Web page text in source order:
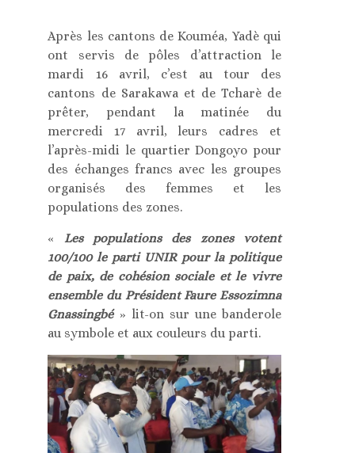
Après les cantons de Kouméa, Yadè qui
ont servis de pôles d’attraction le
mardi 16 avril, c’est au tour des
cantons de Sarakawa et de Tcharè de
prêter, pendant la matinée du
mercredi 17 avril, leurs cadres et
l’après-midi le quartier Dongoyo pour
des échanges francs avec les groupes
organisés des femmes et les
populations des zones.
« Les populations des zones votent
100/100 le parti UNIR pour la politique
de paix, de cohésion sociale et le vivre
ensemble du Président Faure Essozimna
Gnassingbé » lit-on sur une banderole
au symbole et aux couleurs du parti.